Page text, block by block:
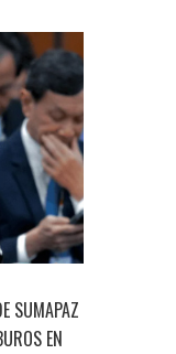
and so
rolexBut
out
less
More or
that not
dollars
just
SUMAPAZ
EN